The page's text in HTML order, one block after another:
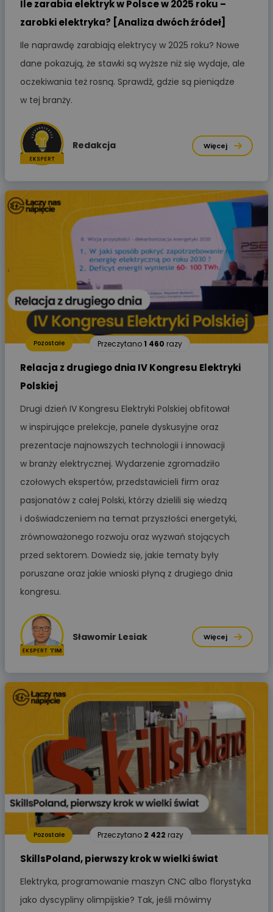
Ile zarabia elektryk w Polsce w 2025 roku –
zarobki elektryka? [Analiza dwóch źródeł]
Ile naprawdę zarabiają elektrycy w 2025 roku? Nowe
dane pokazują, że stawki są wyższe niż się wydaje, ale
oczekiwania też rosną. Sprawdź, gdzie są pieniądze
w tej branży.
Redakcja Więcej
Pozostałe Przeczytano1 460 razy
Relacja z drugiego dnia IV Kongresu Elektryki
Polskiej
Drugi dzień IV Kongresu Elektryki Polskiej obfitował
w inspirujące prelekcje, panele dyskusyjne oraz
prezentacje najnowszych technologii i innowacji
w branży elektrycznej. Wydarzenie zgromadziło
czołowych ekspertów, przedstawicieli firm oraz
pasjonatów z całej Polski, którzy dzielili się wiedzą
i doświadczeniem na temat przyszłości energetyki,
zrównoważonego rozwoju oraz wyzwań stojących
przed sektorem. Dowiedz się, jakie tematy były
poruszane oraz jakie wnioski płyną z drugiego dnia
kongresu.
Sławomir Lesiak Więcej
Pozostałe Przeczytano 2 422 razy
SkillsPoland, pierwszy krok w wielki świat
Elektryka, programowanie maszyn CNC albo florystyka
jako dyscypliny olimpijskie? Tak, jeśli mówimy